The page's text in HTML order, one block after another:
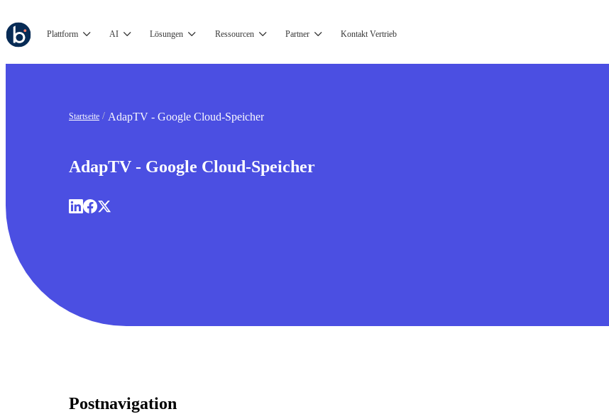
Plattform AI Lösungen Ressourcen Partner Kontakt Vertrieb
Startseite AdapTV - Google Cloud-Speicher
AdapTV - Google Cloud-Speicher
Postnavigation